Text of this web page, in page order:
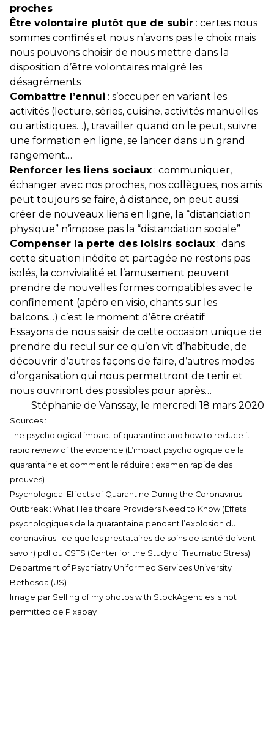
proches
Être volontaire plutôt que de subir : certes nous
sommes confinés et nous n’avons pas le choix mais
nous pouvons choisir de nous mettre dans la
disposition d’être volontaires malgré les
désagréments
Combattre l’ennui : s’occuper en variant les
activités (lecture, séries, cuisine, activités manuelles
ou artistiques…), travailler quand on le peut, suivre
une formation en ligne, se lancer dans un grand
rangement…
Renforcer les liens sociaux : communiquer,
échanger avec nos proches, nos collègues, nos amis
peut toujours se faire, à distance, on peut aussi
créer de nouveaux liens en ligne, la “distanciation
physique” n’impose pas la “distanciation sociale”
Compenser la perte des loisirs sociaux : dans
cette situation inédite et partagée ne restons pas
isolés, la convivialité et l’amusement peuvent
prendre de nouvelles formes compatibles avec le
confinement (apéro en visio, chants sur les
balcons…) c’est le moment d’être créatif
Essayons de nous saisir de cette occasion unique de
prendre du recul sur ce qu’on vit d’habitude, de
découvrir d’autres façons de faire, d’autres modes
d’organisation qui nous permettront de tenir et
nous ouvriront des possibles pour après…
Stéphanie de Vanssay, le mercredi 18 mars 2020
Sources :
The psychological impact of quarantine and how to reduce it:
rapid review of the evidence (L’impact psychologique de la
quarantaine et comment le réduire : examen rapide des
preuves)
Psychological Effects of Quarantine During the Coronavirus
Outbreak : What Healthcare Providers Need to Know (Effets
psychologiques de la quarantaine pendant l’explosion du
coronavirus : ce que les prestataires de soins de santé doivent
savoir) pdf du CSTS (Center for the Study of Traumatic Stress)
Department of Psychiatry Uniformed Services University
Bethesda (US)
Image par Selling of my photos with StockAgencies is not
permitted de Pixabay